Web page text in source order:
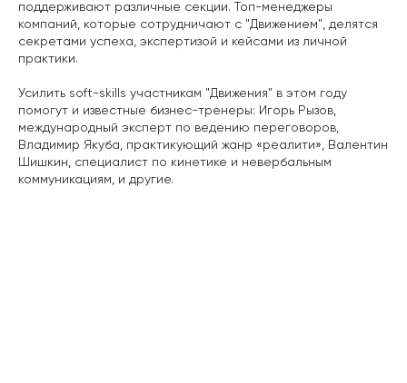
поддерживают различные секции. Топ-менеджеры
компаний, которые сотрудничают с "Движением", делятся
секретами успеха, экспертизой и кейсами из личной
практики.
Усилить soft-skills участникам "Движения" в этом году
помогут и известные бизнес-тренеры: Игорь Рызов,
международный эксперт по ведению переговоров,
Владимир Якуба, практикующий жанр «реалити», Валентин
Шишкин, специалист по кинетике и невербальным
коммуникациям, и другие.